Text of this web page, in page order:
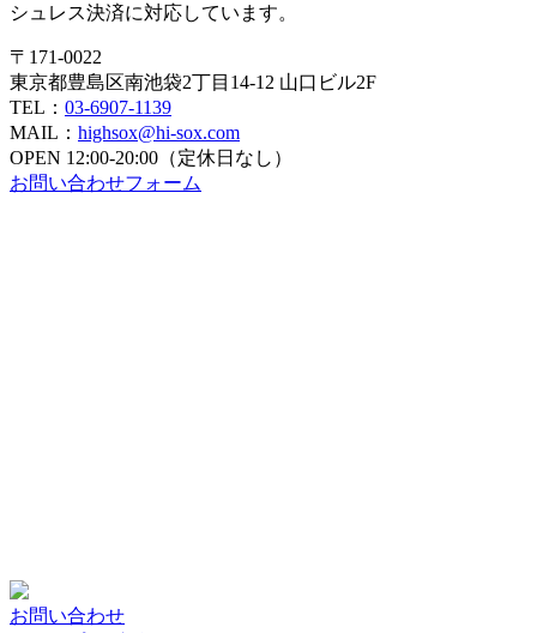
シュレス決済に対応しています。
〒171-0022
東京都豊島区南池袋2丁目14-12 山口ビル2F
TEL： 03-6907-1139
MAIL： highsox@hi-sox.com
OPEN 12:00-20:00（定休日なし）
お問い合わせフォーム
お問い合わせ